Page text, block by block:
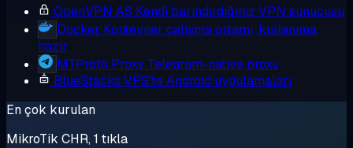
OpenVPN AS Kendi barındırdığınız VPN sunucusu
Docker Konteyner çalışma ortamı, kullanıma
hazır
MTProto Proxy Telegram-native proxy
BlueStacks VPS'te Android uygulamaları
En çok kurulan
MikroTik CHR, 1 tıkla